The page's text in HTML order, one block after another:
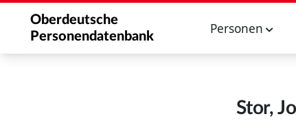
Oberdeutsche
Personendatenbank
Personen
Stor,